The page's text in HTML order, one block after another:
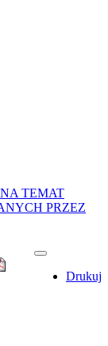
TEMAT
PRZEZ
Drukuj